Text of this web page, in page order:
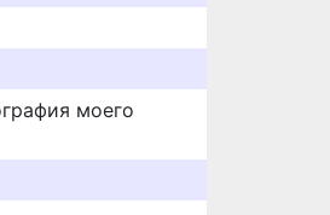
моего